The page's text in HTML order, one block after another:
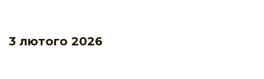
3 лютого 2026